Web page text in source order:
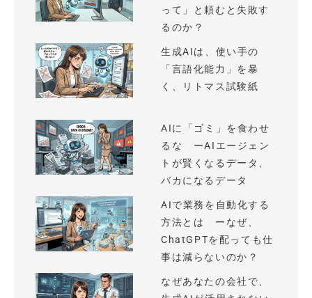
って」と頼むと失敗す
るのか？
生成AIは、使い手の
「言語化能力」を暴
く、リトマス試験紙
AIに「ゴミ」を食わせ
るな ーAIエージェン
トが賢くなるデータ、
バカになるデータ
AIで業務を自動化する
方法とは ーなぜ、
ChatGPTを配っても仕
事は減らないのか？
なぜあなたの会社で、